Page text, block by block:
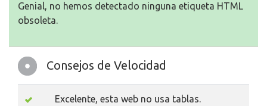
Genial, no hemos detectado ninguna etiqueta HTML
obsoleta.
Consejos de Velocidad
Excelente, esta web no usa tablas.